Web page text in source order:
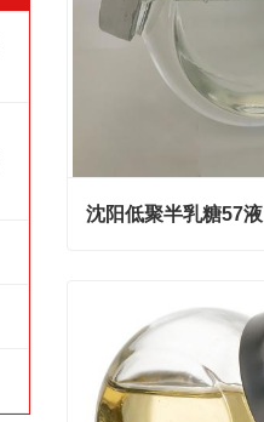
沈阳低聚半乳糖57液
Contact Now